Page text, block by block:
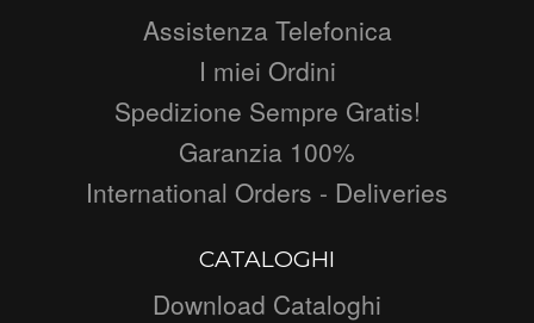
Assistenza Telefonica
I miei Ordini
Spedizione Sempre Gratis!
Garanzia 100%
International Orders - Deliveries
CATALOGHI
Download Cataloghi